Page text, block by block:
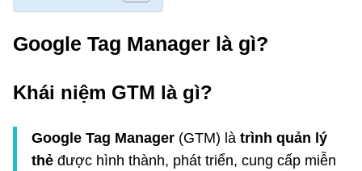
Google Tag Manager là gì?
Khái niệm GTM là gì?
Google Tag Manager(GTM) là trình quản lý
thẻđược hình thành, phát triển, cung cấp miễn